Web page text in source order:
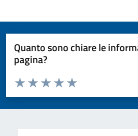
Quanto sono chiare le
pagina?
Valuta da 1 a 5 stelle la pagina
Valuta 5 stelle su 5
Valuta 4 stelle su 5
Valuta 3 stelle su 5
Valuta 2 stelle su 5
Valuta 1 stelle su 5